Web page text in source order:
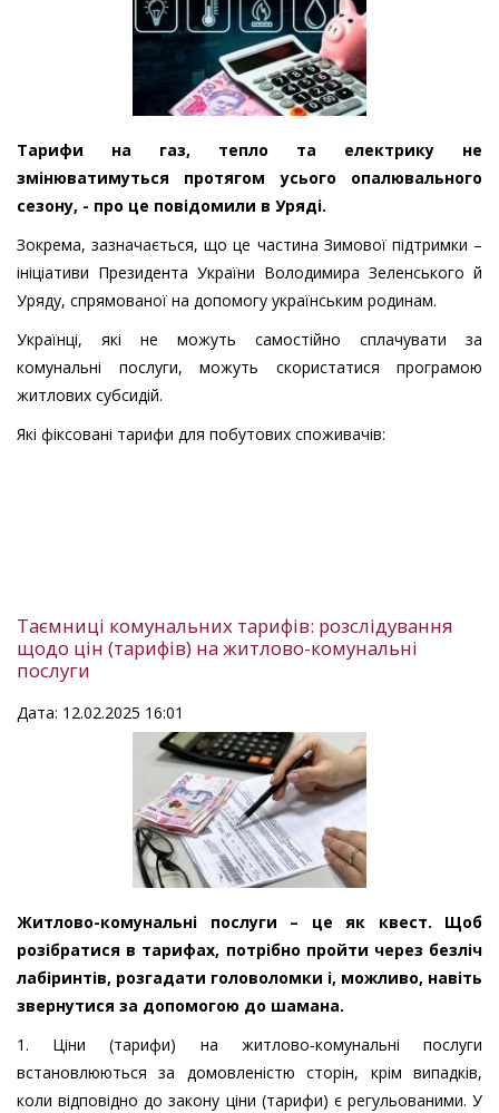
Тарифи на газ, тепло та електрику не
змінюватимуться протягом усього опалювального
сезону, - про це повідомили в Уряді.
Зокрема, зазначається, що це частина Зимової підтримки –
ініціативи Президента України Володимира Зеленського й
Уряду, спрямованої на допомогу українським родинам.
Українці, які не можуть самостійно сплачувати за
комунальні послуги, можуть скористатися програмою
житлових субсидій.
Які фіксовані тарифи для побутових споживачів:
Таємниці комунальних тарифів: розслідування
щодо цін (тарифів) на житлово-комунальні
послуги
Дата: 12.02.2025 16:01
Житлово-комунальні послуги – це як квест. Щоб
розібратися в тарифах, потрібно пройти через безліч
лабіринтів, розгадати головоломки і, можливо, навіть
звернутися за допомогою до шамана.
1. Ціни (тарифи) на житлово-комунальні послуги
встановлюються за домовленістю сторін, крім випадків,
коли відповідно до закону ціни (тарифи) є регульованими. У